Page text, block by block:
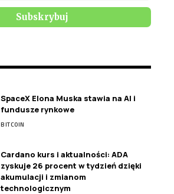
SpaceX Elona Muska stawia na AI i
fundusze rynkowe
BITCOIN
Cardano kurs i aktualności: ADA
zyskuje 26 procent w tydzień dzięki
akumulacji i zmianom
technologicznym